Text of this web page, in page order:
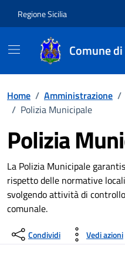
Regione Sicilia
Comune
Home / Amministrazione /
/ Polizia Municipale
Polizia
Dettagli Unità
La Polizia Municipale
rispetto delle normative
svolgendo attività di
comunale.
Condividi Vedi azioni